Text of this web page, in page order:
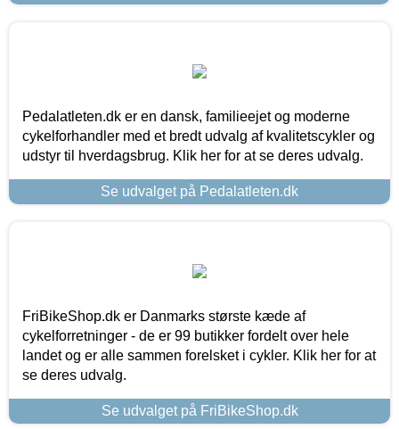
Pedalatleten.dk er en dansk, familieejet og moderne
cykelforhandler med et bredt udvalg af kvalitetscykler og
udstyr til hverdagsbrug. Klik her for at se deres udvalg.
Se udvalget på Pedalatleten.dk
FriBikeShop.dk er Danmarks største kæde af
cykelforretninger - de er 99 butikker fordelt over hele
landet og er alle sammen forelsket i cykler. Klik her for at
se deres udvalg.
Se udvalget på FriBikeShop.dk